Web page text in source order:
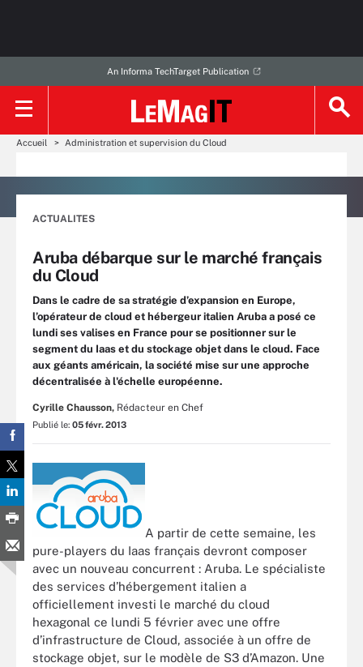
An Informa TechTarget Publication
Accueil Administration et supervision du Cloud
ACTUALITES
Aruba débarque sur le marché français
du Cloud
Dans le cadre de sa stratégie d’expansion en Europe,
l’opérateur de cloud et hébergeur italien Aruba a posé ce
lundi ses valises en France pour se positionner sur le
segment du Iaas et du stockage objet dans le cloud. Face
aux géants américain, la société mise sur une approche
décentralisée à l'échelle européenne.
Cyrille Chausson, Rédacteur en Chef
Publié le: 05 févr. 2013
A partir de cette semaine, les
pure-players du Iaas français devront composer
avec un nouveau concurrent : Aruba. Le spécialiste
des services d’hébergement italien a
officiellement investi le marché du cloud
hexagonal ce lundi 5 février avec une offre
d’infrastructure de Cloud, associée à un offre de
stockage objet, sur le modèle de S3 d’Amazon. Une